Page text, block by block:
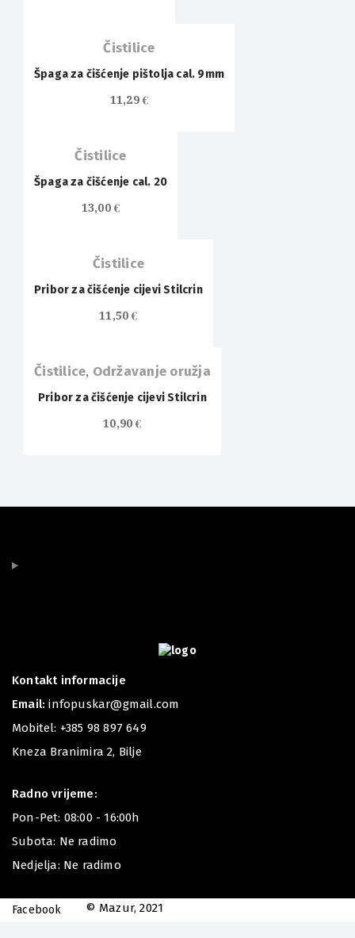
Čistilice
Špaga za čišćenje pištolja cal. 9mm
11,29€
Čistilice
Špaga za čišćenje cal. 20
13,00€
Čistilice
Pribor za čišćenje cijevi Stilcrin
11,50€
Čistilice, Održavanje oružja
Pribor za čišćenje cijevi Stilcrin
10,90€
Kontakt informacije
Email:infopuskar@gmail.com
Mobitel: +385 98 897 649
Kneza Branimira 2, Bilje
Radno vrijeme:
Pon-Pet: 08:00 - 16:00h
Subota: Ne radimo
Nedjelja: Ne radimo
Facebook © Mazur, 2021